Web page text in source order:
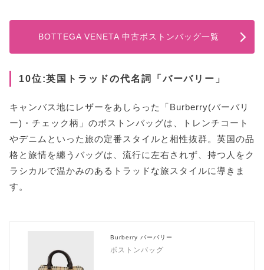
BOTTEGA VENETA 中古ボストンバッグ一覧
10位:英国トラッドの代名詞「バーバリー」
キャンバス地にレザーをあしらった「Burberry(バーバリ
ー)・チェック柄」のボストンバッグは、トレンチコート
やデニムといった旅の定番スタイルと相性抜群。英国の品
格と旅情を纏うバッグは、流行に左右されず、持つ人をク
ラシカルで温かみのあるトラッドな旅スタイルに導きま
す。
Burberry バーバリー
ボストンバッグ